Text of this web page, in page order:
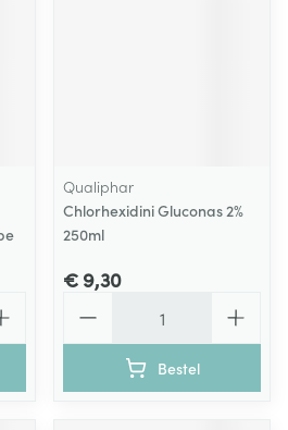
Qualiphar
Chlorhexidini Gluconas 2%
250ml
€ 9,30
Bestel